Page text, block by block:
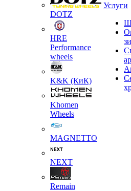
DOTZ
HRE
Performance
wheels
K&K (КиК)
Khomen
Wheels
MAGNETTO
NEXT
Remain
Услуги